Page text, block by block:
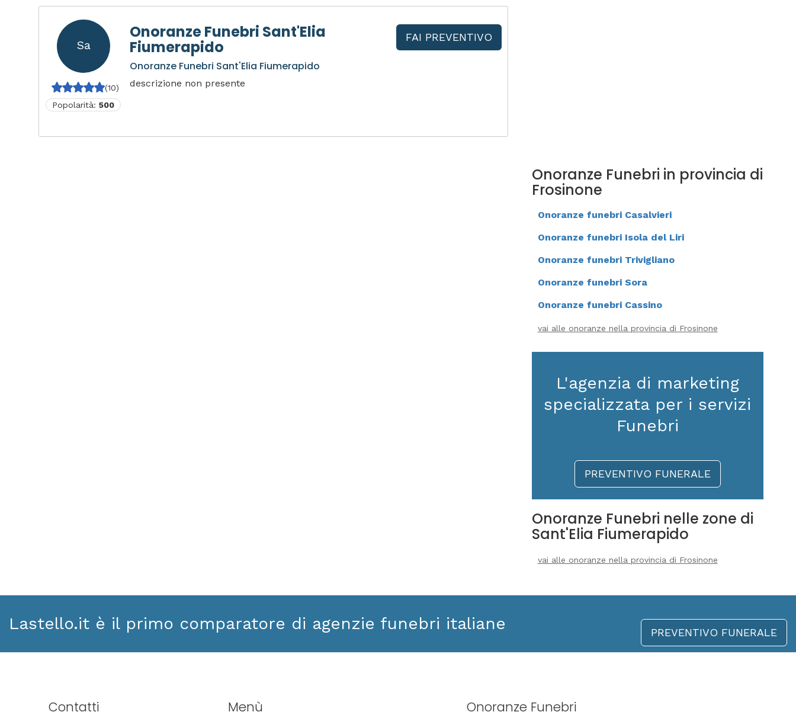
Sa
(10)
Popolarità: 500
Onoranze Funebri Sant'Elia
Fiumerapido
Onoranze Funebri Sant'Elia Fiumerapido
descrizione non presente
FAI PREVENTIVO
Onoranze Funebri in provincia di
Frosinone
Onoranze funebri Casalvieri
Onoranze funebri Isola del Liri
Onoranze funebri Trivigliano
Onoranze funebri Sora
Onoranze funebri Cassino
vai alle onoranze nella provincia di Frosinone
L'agenzia di marketing
specializzata per i servizi
Funebri
PREVENTIVO FUNERALE
Onoranze Funebri nelle zone di
Sant'Elia Fiumerapido
vai alle onoranze nella provincia di Frosinone
Lastello.it è il primo comparatore di agenzie funebri italiane PREVENTIVO FUNERALE
Contatti Menù Onoranze Funebri